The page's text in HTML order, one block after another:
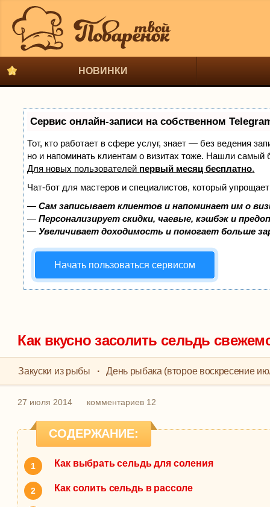
НОВИНКИ
Сервис онлайн-записи на собственном
Тот, кто работает в сфере услуг, знает — без ведения
но и напоминать клиентам о визитах тоже. Нашли
Для новых пользователей первый месяц бесплатно.
Чат-бот для мастеров и специалистов, который
—Сам записывает клиентов и напоминает им о
—Персонализирует скидки, чаевые, кэшбэк и
—Увеличивает доходимость и помогает больше
Начать пользоваться сервисом
Как вкусно засолить сельдь
Закуски из рыбы · День рыбака (второе воскресение
27 июля 2014 комментариев 12
СОДЕРЖАНИЕ:
Как выбрать сельдь для соления
Как солить сельдь в рассоле